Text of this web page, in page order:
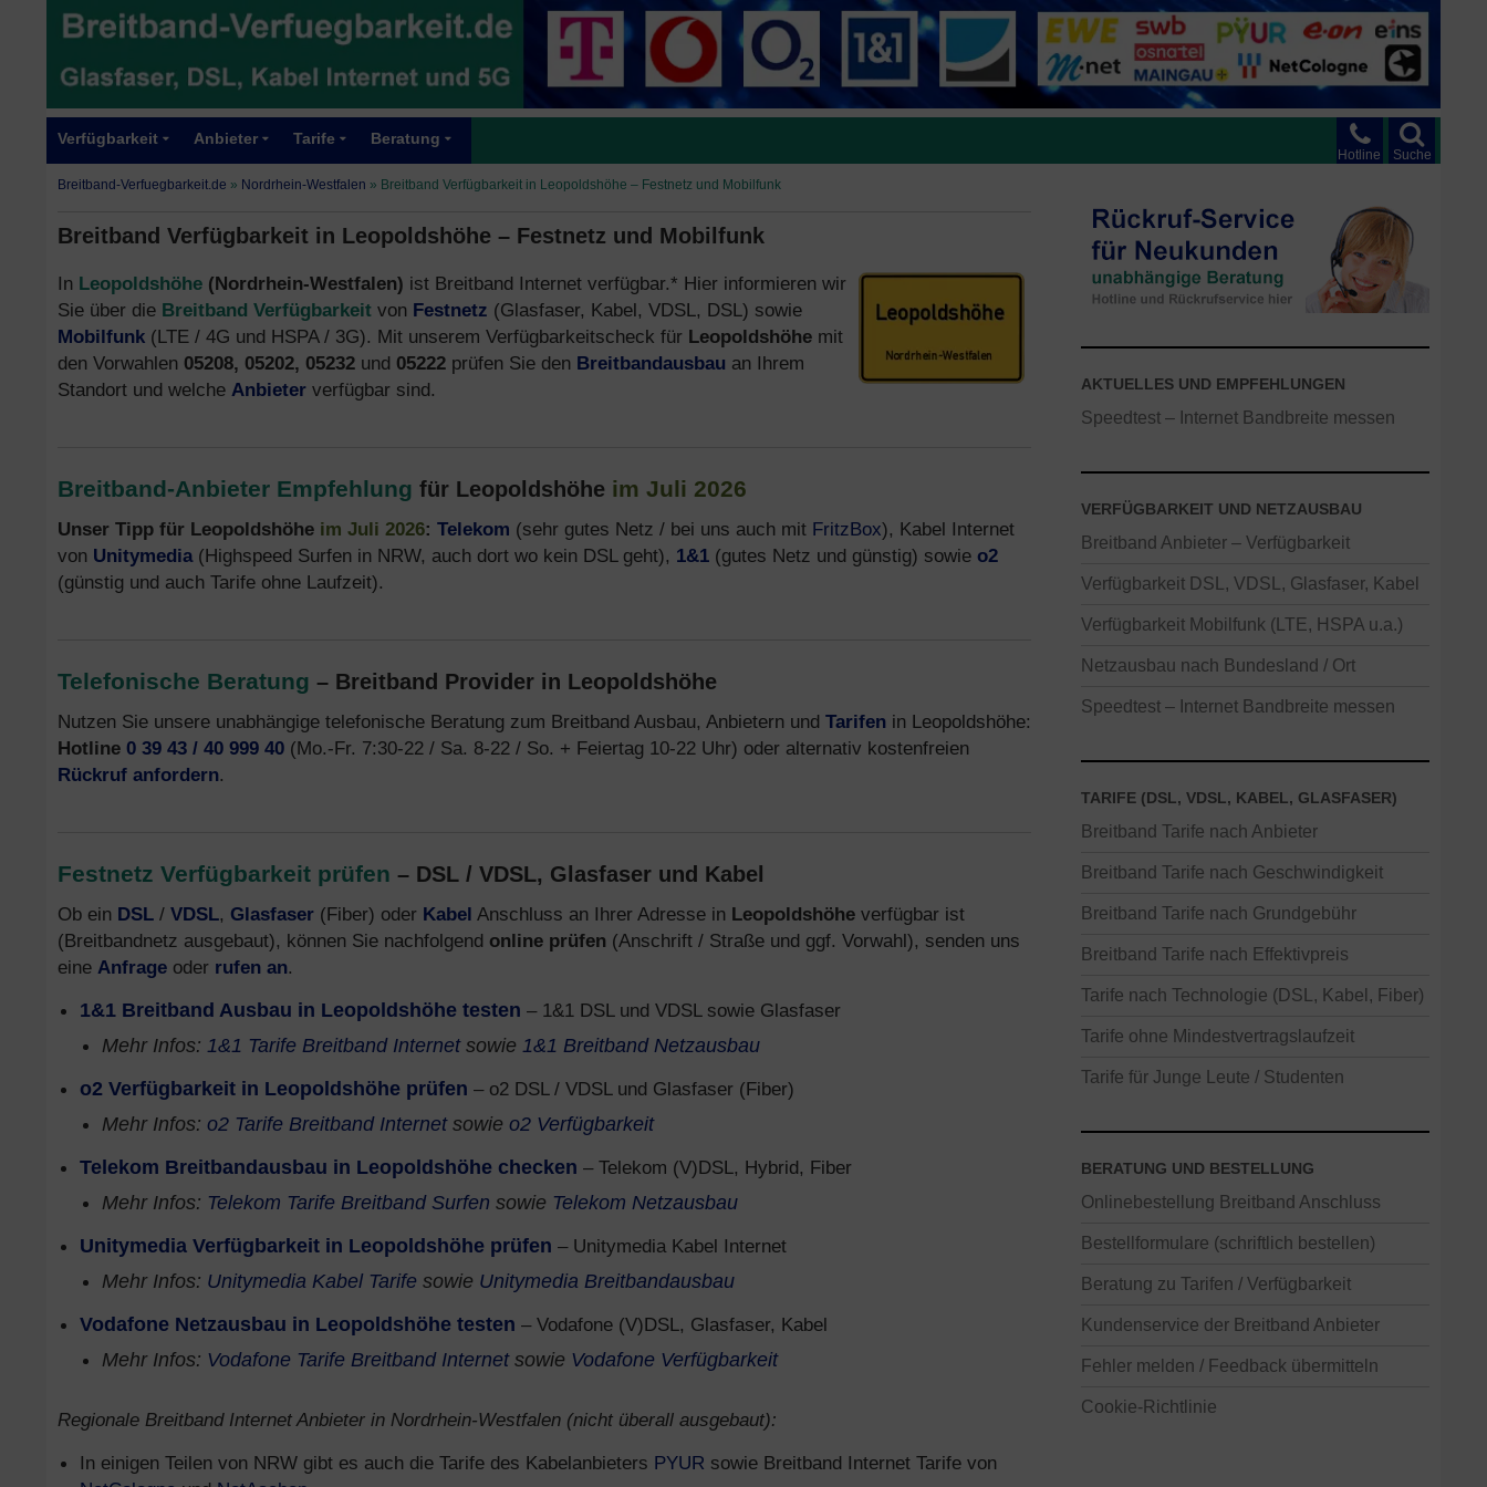
Suche
Hotline
Verfügbarkeit Anbieter Tarife Beratung
Breitband-Verfuegbarkeit.de » Nordrhein-Westfalen » Breitband Verfügbarkeit in Leopoldshöhe – Festnetz und Mobilfunk
Breitband Verfügbarkeit in Leopoldshöhe – Festnetz und Mobilfunk
In Leopoldshöhe (Nordrhein-Westfalen) ist Breitband Internet verfügbar.* Hier informieren wir
Sie über die Breitband Verfügbarkeit von Festnetz (Glasfaser, Kabel, VDSL, DSL) sowie
Mobilfunk (LTE / 4G und HSPA / 3G). Mit unserem Verfügbarkeitscheck für Leopoldshöhe mit
den Vorwahlen 05208, 05202, 05232 und 05222 prüfen Sie den Breitbandausbau an Ihrem
Standort und welche Anbieter verfügbar sind.
Breitband-Anbieter Empfehlung für Leopoldshöhe im Juli 2026
Unser Tipp für Leopoldshöhe im Juli 2026: Telekom (sehr gutes Netz / bei uns auch mit FritzBox), Kabel Internet
von Unitymedia(Highspeed Surfen in NRW, auch dort wo kein DSL geht), 1&1 (gutes Netz und günstig) sowie o2
(günstig und auch Tarife ohne Laufzeit).
Telefonische Beratung – Breitband Provider in Leopoldshöhe
Nutzen Sie unsere unabhängige telefonische Beratung zum Breitband Ausbau, Anbietern und Tarifen in Leopoldshöhe:
Hotline 0 39 43 / 40 999 40 (Mo.-Fr. 7:30-22 / Sa. 8-22 / So. + Feiertag 10-22 Uhr) oder alternativ kostenfreien
Rückruf anfordern.
Festnetz Verfügbarkeit prüfen – DSL / VDSL, Glasfaser und Kabel
Ob ein DSL / VDSL, Glasfaser (Fiber) oder Kabel Anschluss an Ihrer Adresse in Leopoldshöhe verfügbar ist
(Breitbandnetz ausgebaut), können Sie nachfolgend online prüfen (Anschrift / Straße und ggf. Vorwahl), senden uns
eine Anfrage oder rufen an.
1&1 Breitband Ausbau in Leopoldshöhe testen – 1&1 DSL und VDSL sowie Glasfaser
Mehr Infos: 1&1 Tarife Breitband Internetsowie 1&1 Breitband Netzausbau
o2 Verfügbarkeit in Leopoldshöhe prüfen – o2 DSL / VDSL und Glasfaser (Fiber)
Mehr Infos: o2 Tarife Breitband Internetsowie o2 Verfügbarkeit
Telekom Breitbandausbau in Leopoldshöhe checken – Telekom (V)DSL, Hybrid, Fiber
Mehr Infos: Telekom Tarife Breitband Surfen sowie Telekom Netzausbau
Unitymedia Verfügbarkeit in Leopoldshöhe prüfen – Unitymedia Kabel Internet
Mehr Infos: Unitymedia Kabel Tarife sowie Unitymedia Breitbandausbau
Vodafone Netzausbau in Leopoldshöhe testen – Vodafone (V)DSL, Glasfaser, Kabel
Mehr Infos: Vodafone Tarife Breitband Internetsowie Vodafone Verfügbarkeit
Regionale Breitband Internet Anbieter in Nordrhein-Westfalen (nicht überall ausgebaut):
In einigen Teilen von NRW gibt es auch die Tarife des Kabelanbieters PYUR sowie Breitband Internet Tarife von
AKTUELLES UND EMPFEHLUNGEN
Speedtest – Internet Bandbreite messen
VERFÜGBARKEIT UND NETZAUSBAU
Breitband Anbieter – Verfügbarkeit
Verfügbarkeit DSL, VDSL, Glasfaser, Kabel
Verfügbarkeit Mobilfunk (LTE, HSPA u.a.)
Netzausbau nach Bundesland / Ort
Speedtest – Internet Bandbreite messen
TARIFE (DSL, VDSL, KABEL, GLASFASER)
Breitband Tarife nach Anbieter
Breitband Tarife nach Geschwindigkeit
Breitband Tarife nach Grundgebühr
Breitband Tarife nach Effektivpreis
Tarife nach Technologie (DSL, Kabel, Fiber)
Tarife ohne Mindestvertragslaufzeit
Tarife für Junge Leute / Studenten
BERATUNG UND BESTELLUNG
Onlinebestellung Breitband Anschluss
Bestellformulare (schriftlich bestellen)
Beratung zu Tarifen / Verfügbarkeit
Kundenservice der Breitband Anbieter
Fehler melden / Feedback übermitteln
Cookie-Richtlinie